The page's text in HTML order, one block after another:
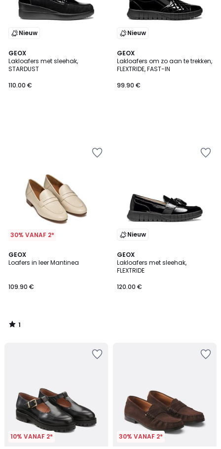
Nieuw
GEOX
Lakloafers met sleehak,
STARDUST
110.00 €
Nieuw
GEOX
Lakloafers om zo aan te trekken,
FLEXTRIDE, FAST-IN
99.90 €
30% VANAF 2*
GEOX
Loafers in leer Mantinea
109.90 €
1
/
1
/
Nieuw
GEOX
Lakloafers met sleehak,
FLEXTRIDE
120.00 €
10% VANAF 2* 30% VANAF 2*